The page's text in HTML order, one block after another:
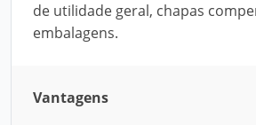
de utilidade geral, chapas
embalagens.
Vantagens